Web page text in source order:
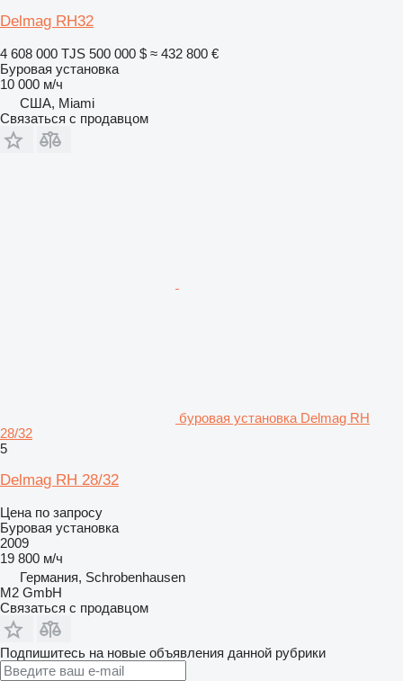
Delmag RH32
4 608 000 TJS 500 000 $ ≈ 432 800 €
Буровая установка
10 000 м/ч
США, Miami
Связаться с продавцом
буровая установка Delmag RH
28/32
5
Delmag RH 28/32
Цена по запросу
Буровая установка
2009
19 800 м/ч
Германия, Schrobenhausen
M2 GmbH
Связаться с продавцом
Подпишитесь на новые объявления данной рубрики